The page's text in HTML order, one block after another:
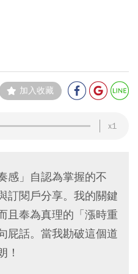
加入收藏
x1
感」自認為掌握的不
訂閱戶分享。我的關鍵
且奉為真理的「漲時重
屁話。當我勘破這個道
！